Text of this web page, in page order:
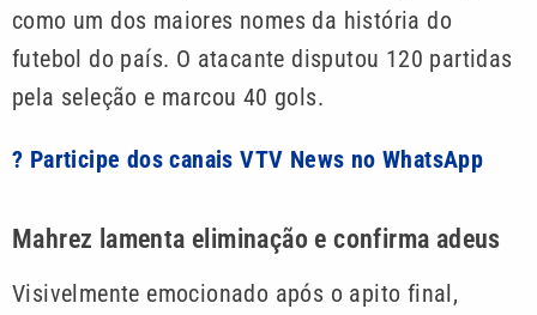
como um dos maiores nomes da história do
futebol do país. O atacante disputou 120 partidas
pela seleção e marcou 40 gols.
? Participe dos canais VTV News no WhatsApp
Mahrez lamenta eliminação e confirma adeus
Visivelmente emocionado após o apito final,